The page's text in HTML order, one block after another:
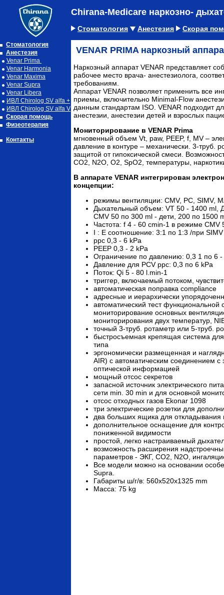
Chirana-Medicare наркозно-
Стоматология Анестезия Скорая
Стоматология
Анестезия
Venar Prima
Venar Harmonia
Venar Maxima
Venar Supra
Venar Libera
ИВЛ Chirolog SV alfa +
ИВЛ Chirolog SV alfa V
Скорая помощь
Физеотерапия
Контакты
VENAR PRIMA наркозный
Наркозный аппарат VENAR представляет
рабочее место врача- анестезиолога,
требованиям.
Аппарат VENAR позволяет применить все
приемы, включительно Minimаl-Flow
данным стандартам ISO. VENAR подходит
анестезии, анестезии детей и взрослых
Мониторирование в VENAR Prima
мгновенный объем Vt, paw, PEEP, f, MV –
давление в контуре – механически. 3-труб.
защитой от гипоксической смеси.
CO2, N2O, O2, SpO2, температуры,
В аппарате VENAR интегрирован
концепции:
режимы вентиляции: CMV, PC, SIMV,
Дыхательный объем: VT 50 - 1400 ml,
CMV 50 по 300 ml - дети, 200 по 1500
Частота: f 4 - 60 cmin-1 в режиме
I : E соотношение: 3:1 по 1:3 /при
ppc 0,3 - 6 kPa
PEEP 0,3 - 2 kPa
Ограничение по давлению: 0,3 1 по 6
Давление для PCV ppc: 0,3 по 6 kPa
Поток: Qi 5 - 80 l.min-1
триггер, включаемый потоком,
автоматическая поправка compliance
адресные и иерархически
автоматический тест
мониторирование основных
мониторирования двух температур,
точный 3-труб. ротаметр или 5-труб.
быстросъемная крепящая система для
типа
эргономически размещенная и
AIR) с автоматическим соединением
оптической информацией
мощный отсос секретов
запасной источник электрического
сети min. 30 min и для основной
отсос отходных газов Ekonar 1098
три электрические розетки для
два больших ящика для
дополнительное оснащение для
пониженной видимости
простой, легко настраиваемый
возможность расширения
параметров - ЭКГ, CO2, N2O,
Все модели можно на основании
Supra.
Габариты ш/г/в: 560x520x1325 mm
Масса: 75 kg